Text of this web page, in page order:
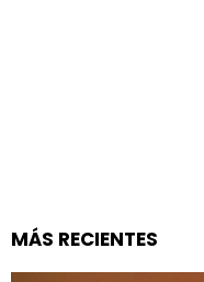
MÁS RECIENTES